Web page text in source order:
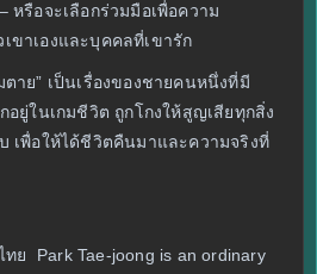
หรือจะเลือกร่วมมือเพื่อความ
ขาเองและบุคคลที่เขารัก
าย” เป็นเรื่องของชายคนหนึ่งที่มี
อยู่ในเกมชีวิต ถูกโกงให้สูญเสียทุกสิ่ง
เพื่อให้ได้ชีวิตคืนมาและความจริงที่
ทย Park Tae-joong is an ordinary